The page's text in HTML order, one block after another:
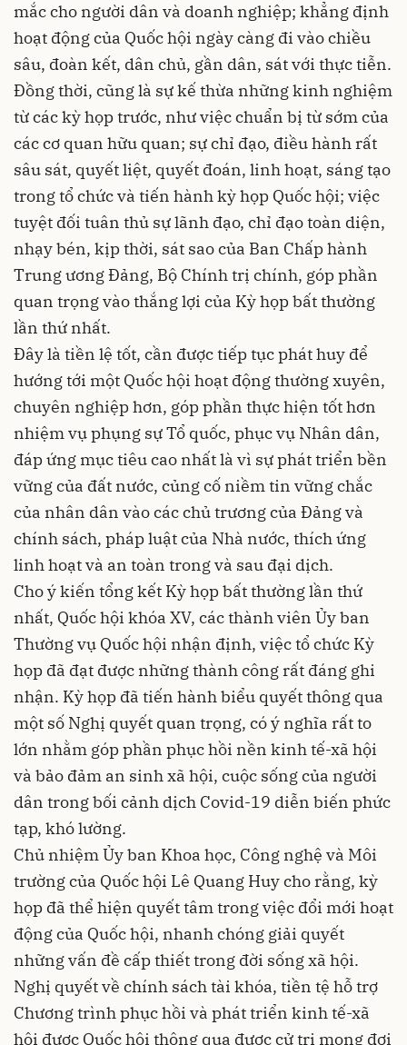
mắc cho người dân và doanh nghiệp; khẳng định
hoạt động của Quốc hội ngày càng đi vào chiều
sâu, đoàn kết, dân chủ, gần dân, sát với thực tiễn.
Đồng thời, cũng là sự kế thừa những kinh nghiệm
từ các kỳ họp trước, như việc chuẩn bị từ sớm của
các cơ quan hữu quan; sự chỉ đạo, điều hành rất
sâu sát, quyết liệt, quyết đoán, linh hoạt, sáng tạo
trong tổ chức và tiến hành kỳ họp Quốc hội; việc
tuyệt đối tuân thủ sự lãnh đạo, chỉ đạo toàn diện,
nhạy bén, kịp thời, sát sao của Ban Chấp hành
Trung ương Đảng, Bộ Chính trị chính, góp phần
quan trọng vào thắng lợi của Kỳ họp bất thường
lần thứ nhất.
Đây là tiền lệ tốt, cần được tiếp tục phát huy để
hướng tới một Quốc hội hoạt động thường xuyên,
chuyên nghiệp hơn, góp phần thực hiện tốt hơn
nhiệm vụ phụng sự Tổ quốc, phục vụ Nhân dân,
đáp ứng mục tiêu cao nhất là vì sự phát triển bền
vững của đất nước, củng cố niềm tin vững chắc
của nhân dân vào các chủ trương của Đảng và
chính sách, pháp luật của Nhà nước, thích ứng
linh hoạt và an toàn trong và sau đại dịch.
Cho ý kiến tổng kết Kỳ họp bất thường lần thứ
nhất, Quốc hội khóa XV, các thành viên Ủy ban
Thường vụ Quốc hội nhận định, việc tổ chức Kỳ
họp đã đạt được những thành công rất đáng ghi
nhận. Kỳ họp đã tiến hành biểu quyết thông qua
một số Nghị quyết quan trọng, có ý nghĩa rất to
lớn nhằm góp phần phục hồi nền kinh tế-xã hội
và bảo đảm an sinh xã hội, cuộc sống của người
dân trong bối cảnh dịch Covid-19 diễn biến phức
tạp, khó lường.
Chủ nhiệm Ủy ban Khoa học, Công nghệ và Môi
trường của Quốc hội Lê Quang Huy cho rằng, kỳ
họp đã thể hiện quyết tâm trong việc đổi mới hoạt
động của Quốc hội, nhanh chóng giải quyết
những vấn đề cấp thiết trong đời sống xã hội.
Nghị quyết về chính sách tài khóa, tiền tệ hỗ trợ
Chương trình phục hồi và phát triển kinh tế-xã
hội được Quốc hội thông qua được cử tri mong đợi